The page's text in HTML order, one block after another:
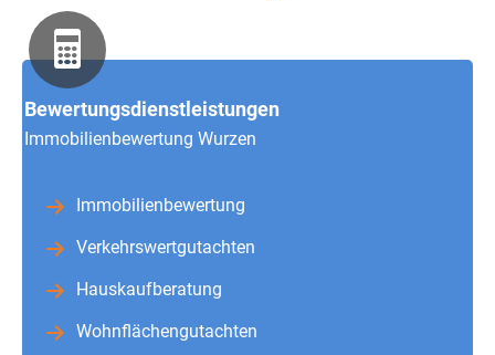
Bewertungsdienstleistungen
Immobilienbewertung Wurzen
Immobilienbewertung
Verkehrswertgutachten
Hauskaufberatung
Wohnflächengutachten